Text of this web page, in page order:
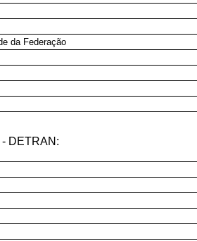
da Federação
- DETRAN: